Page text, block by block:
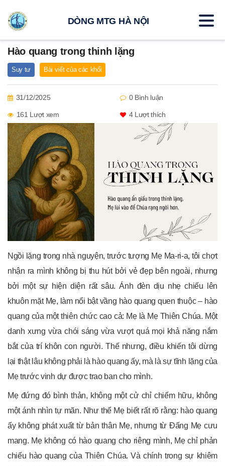
Hào quang trong thinh lặng
Suy tư Bài viết của các khối
31/12/2025 0 Bình luận
161 Lượt xem 4Lượt thích
Ngồi lặng trong nhà nguyện, trước tượng Mẹ Ma-ri-a, tôi chợt
nhận ra mình không bị thu hút bởi vẻ đẹp bên ngoài, nhưng
bởi một sự hiện diện rất sâu. Ánh đèn dịu nhẹ chiếu lên
khuôn mặt Mẹ, làm nổi bật vầng hào quang quen thuộc – hào
quang của một thiên chức cao cả: Mẹ là Mẹ Thiên Chúa. Một
danh xưng vừa chói sáng vừa vượt quá mọi khả năng nắm
bắt của trí khôn con người. Thế nhưng, điều khiến tôi dừng
lại thật lâu không phải là hào quang ấy, mà là sự tĩnh lặng của
Mẹ trước vinh dự được trao ban cho mình.
Mẹ đứng đó bình thản, không một cử chỉ chiếm hữu, không
một ánh nhìn tự mãn. Như thể Mẹ biết rất rõ rằng: hào quang
ấy không phát xuất từ bản thân Mẹ, nhưng từ Đấng Mẹ cưu
mang. Mẹ không có hào quang cho riêng mình, Mẹ chỉ phản
chiếu hào quang của Thiên Chúa. Và chính trong sự khiêm
DÒNG MTG HÀ NỘI